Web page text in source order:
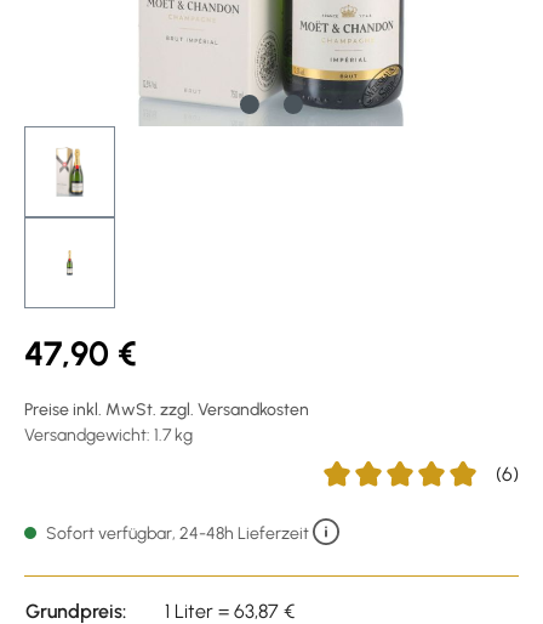
47,90 €
Preise inkl. MwSt. zzgl. Versandkosten
Versandgewicht: 1.7 kg
(6)
Sofort verfügbar, 24-48h Lieferzeit
Grundpreis:
1 Liter = 63,87 €